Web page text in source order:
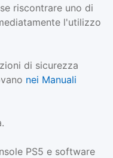
riscontrare uno di
l'utilizzo
di sicurezza
nei Manuali
PS5 e software